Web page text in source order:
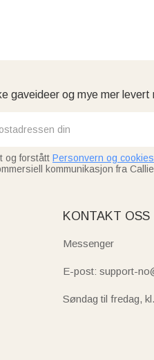
gaveideer og mye mer levert
og forstått Personvern og cookies
kommunikasjon fra
KONTAKT OSS
Messenger
E-post: support-
Søndag til fredag,